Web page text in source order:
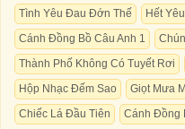
Tình Yêu Đau Đớn Thế Hết Yêu
Cánh Đồng Bồ Câu Anh 1
Thành Phố Không Có Tuyết Rơi
Hộp Nhạc Đếm Sao
Giọt Mưa
Chiếc Lá Đầu Tiên
Cánh Đồng